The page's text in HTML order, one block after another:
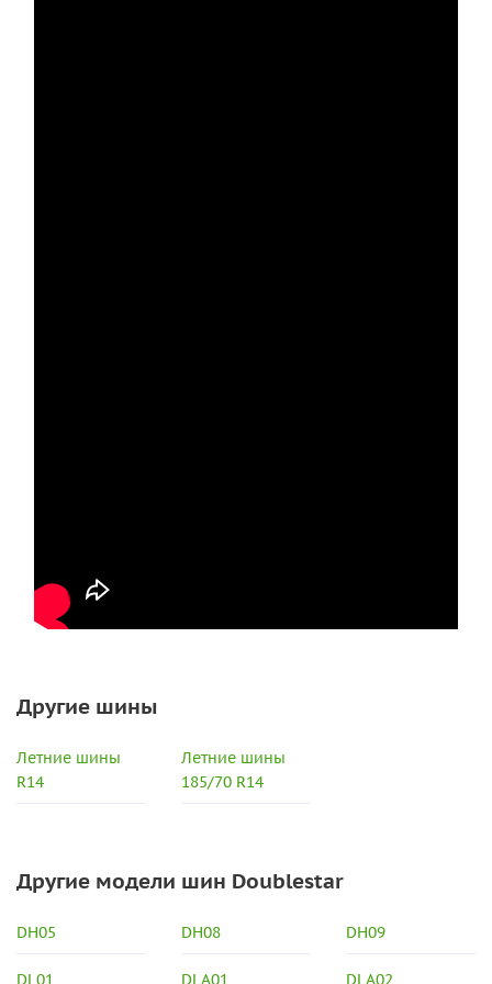
Другие шины
Летние шины
R14
Летние шины
185/70 R14
Другие модели шин Doublestar
DH05 DH08 DH09
DL01 DLA01 DLA02